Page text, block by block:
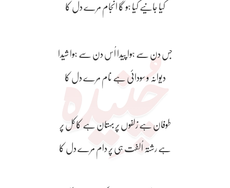
کیا جانیے کیا ہو گا انجام مرے دل کا
جس دن سے ہوا پیدا اُس دن سے ہوا شیدا
دیوانہ و سودائی ہے نام مرے دل کا
طوفان ہے زلفوں پر بہتان ہے کاکل پر
ہے رشتہ اُلفت ہی پر دام مرے دل کا